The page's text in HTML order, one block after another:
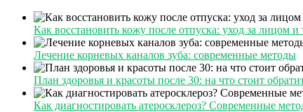
Как восстановить кожу после отпуска: уход за лицом
Лечение корневых каналов зуба: современные методы
План здоровья и красоты после 30: на что стоит
Как диагностировать атеросклероз? Современные